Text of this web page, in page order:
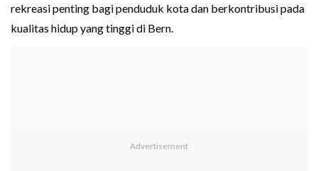
rekreasi penting bagi penduduk kota dan berkontribusi pada
kualitas hidup yang tinggi di Bern.